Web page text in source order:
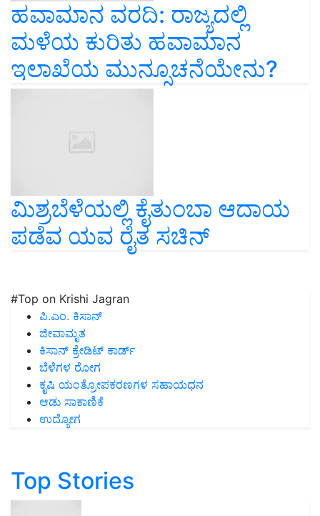
ಹವಾಮಾನ ವರದಿ: ರಾಜ್ಯದಲ್ಲಿ
ಮಳೆಯ ಕುರಿತು ಹವಾಮಾನ
ಇಲಾಖೆಯ ಮುನ್ಸೂಚನೆಯೇನು?
ಮಿಶ್ರಬೆಳೆಯಲ್ಲಿ ಕೈತುಂಬಾ ಆದಾಯ
ಪಡೆವ ಯವ ರೈತ ಸಚಿನ್
#Top on Krishi Jagran
ಪಿ.ಎಂ. ಕಿಸಾನ್
ಜೀವಾಮೃತ
ಕಿಸಾನ್ ಕ್ರೇಡಿಟ್ ಕಾರ್ಡ್
ಬೆಳೆಗಳ ರೋಗ
ಕೃಷಿ ಯಂತ್ರೋಪಕರಣಗಳ ಸಹಾಯಧನ
ಆಡು ಸಾಕಾಣಿಕೆ
ಉದ್ಯೋಗ
Top Stories